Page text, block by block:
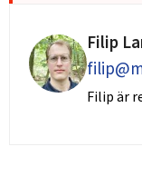
Filip
Filip är